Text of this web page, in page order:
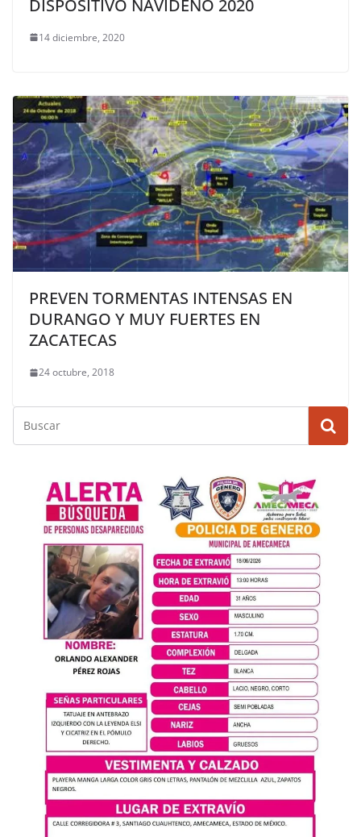
DISPOSITIVO NAVIDEÑO 2020
14 diciembre, 2020
PREVEN TORMENTAS INTENSAS EN
DURANGO Y MUY FUERTES EN
ZACATECAS
24 octubre, 2018